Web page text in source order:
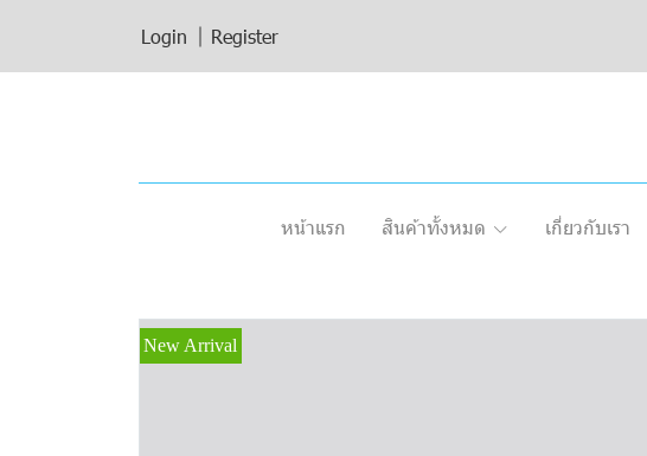
Login Register
หน้าแรก สินค้าทั้งหมด เกี่ยวกับเรา
New Arrival